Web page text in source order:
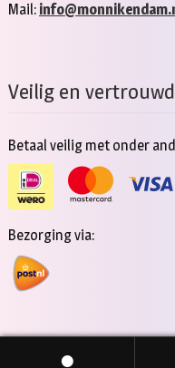
Mail:
Veilig en vertrouwd
Betaal veilig met onder
Bezorging via: